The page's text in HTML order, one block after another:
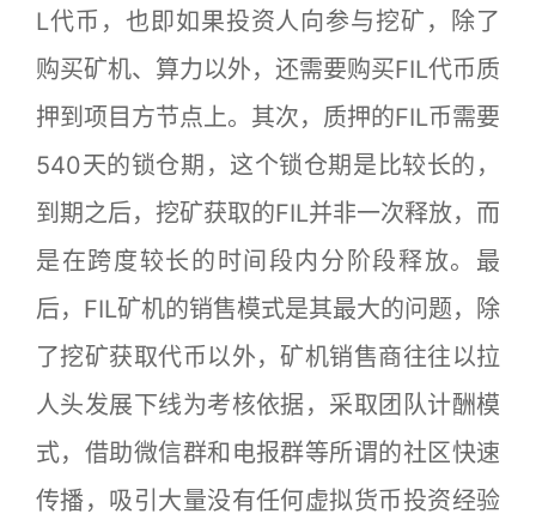
L代币，也即如果投资人向参与挖矿，除了
购买矿机、算力以外，还需要购买FIL代币质
押到项目方节点上。其次，质押的FIL币需要
540天的锁仓期，这个锁仓期是比较长的，
到期之后，挖矿获取的FIL并非一次释放，而
是在跨度较长的时间段内分阶段释放。最
后，FIL矿机的销售模式是其最大的问题，除
了挖矿获取代币以外，矿机销售商往往以拉
人头发展下线为考核依据，采取团队计酬模
式，借助微信群和电报群等所谓的社区快速
传播，吸引大量没有任何虚拟货币投资经验